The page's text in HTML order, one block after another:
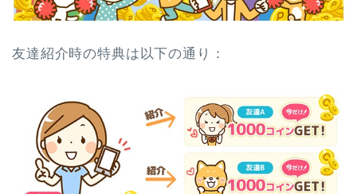
友達紹介時の特典は以下の通り：